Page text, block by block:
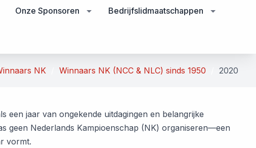
Onze Sponsoren Bedrijfslidmaatschappen
NK Winnaars NK (NCC & NLC) sinds 1950 2020
een jaar van ongekende uitdagingen en belangrijke
geen Nederlands Kampioenschap (NK) organiseren—een
vormt.